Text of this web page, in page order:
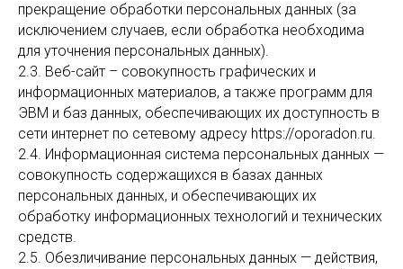
прекращение обработки персональных данных (за
исключением случаев, если обработка необходима
для уточнения персональных данных).
2.3. Веб-сайт – совокупность графических и
информационных материалов, а также программ для
ЭВМ и баз данных, обеспечивающих их доступность в
сети интернет по сетевому адресу https://oporadon.ru.
2.4. Информационная система персональных данных —
совокупность содержащихся в базах данных
персональных данных, и обеспечивающих их
обработку информационных технологий и технических
средств.
2.5. Обезличивание персональных данных — действия,